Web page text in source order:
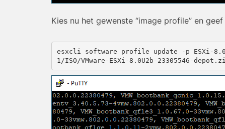
Kies nu het gewenste “image profile” en
esxcli software profile update -p ESXi-
1/ISO/VMware-ESXi-8.0U2b-23305546-